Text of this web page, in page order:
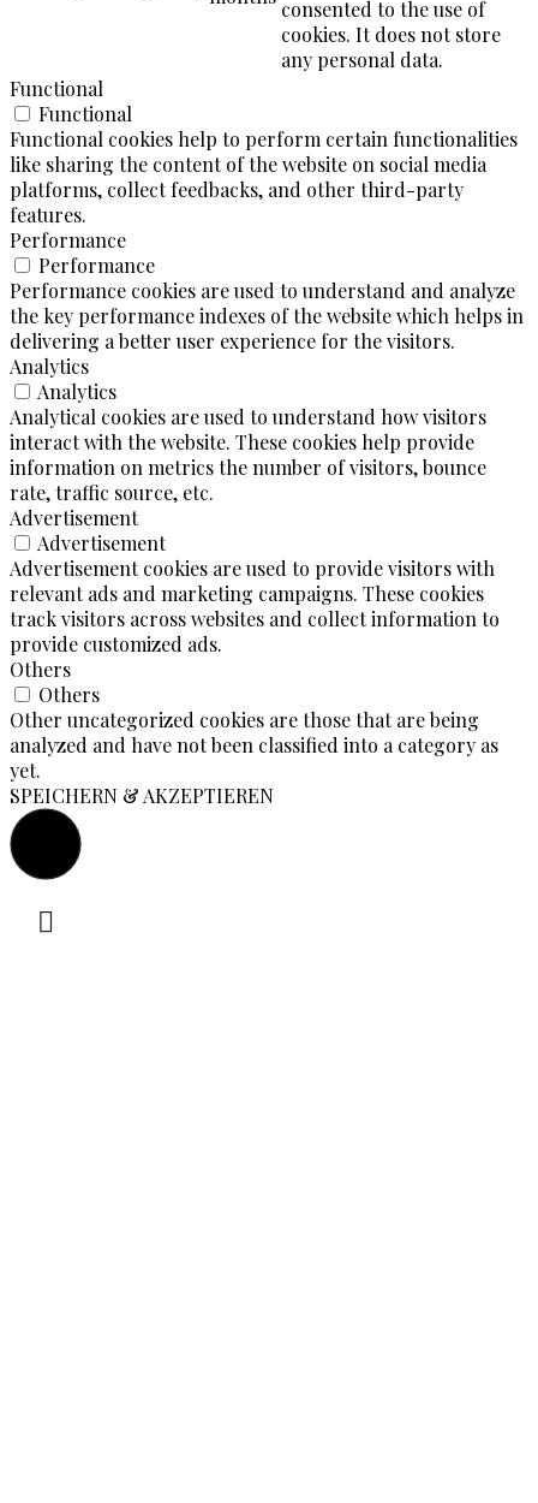
consented to the use of
cookies. It does not store
any personal data.
Functional
Functional
Functional cookies help to perform certain functionalities
like sharing the content of the website on social media
platforms, collect feedbacks, and other third-party
features.
Performance
Performance
Performance cookies are used to understand and analyze
the key performance indexes of the website which helps in
delivering a better user experience for the visitors.
Analytics
Analytics
Analytical cookies are used to understand how visitors
interact with the website. These cookies help provide
information on metrics the number of visitors, bounce
rate, traffic source, etc.
Advertisement
Advertisement
Advertisement cookies are used to provide visitors with
relevant ads and marketing campaigns. These cookies
track visitors across websites and collect information to
provide customized ads.
Others
Others
Other uncategorized cookies are those that are being
analyzed and have not been classified into a category as
yet.
SPEICHERN & AKZEPTIEREN